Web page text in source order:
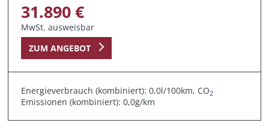
31.890 €
MwSt. ausweisbar
ZUM ANGEBOT
Energieverbrauch (kombiniert): 0,0l/100km, CO2
Emissionen (kombiniert): 0,0g/km